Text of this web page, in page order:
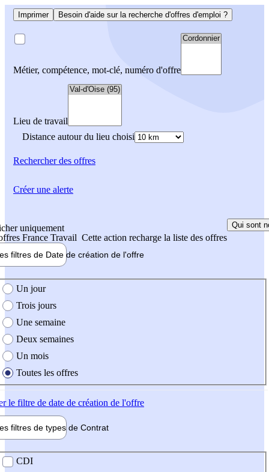
Imprimer Besoin d'aide sur la recherche d'offres d'emploi ?
Métier, compétence, mot-clé, numéro d'offre
Lieu de travail
Distance autour du lieu choisi
Rechercherdes offres
uniquement
France Travail Cette action recharge la liste des offres
Qui sont
filtres de Date de création de l'offre
création de l'offre
Un jour
Trois jours
Une semaine
Deux semaines
Un mois
Toutes les offres
le filtre de date de création de l'offre
filtres de types de Contrat
contrat
CDI
Créer une alerte